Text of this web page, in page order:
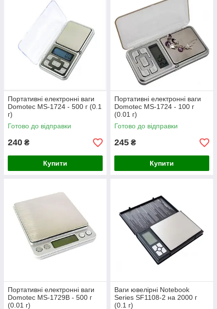
Портативні електронні ваги
Domotec MS-1724 - 500 г (0.1
г)
Готово до відправки
240 ₴
Купити
Портативні електронні ваги
Domotec MS-1724 - 100 г
(0.01 г)
Готово до відправки
245 ₴
Купити
Портативні електронні ваги
Domotec MS-1729B - 500 г
(0.01 г)
Ваги ювелірні Notebook
Series SF1108-2 на 2000 г
(0.1 г)